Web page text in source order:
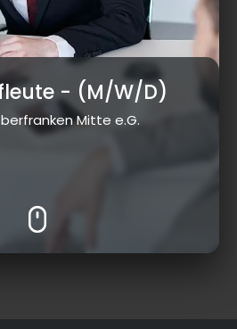
- (M/W/D)
Mitte e.G.